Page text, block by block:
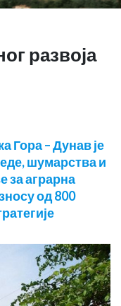
развоја
Гора – Дунав је
шумарства и
за аграрна
од 800